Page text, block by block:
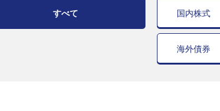
すべて 国内株式
海外債券